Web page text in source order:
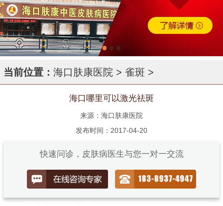
当前位置： 海口肤康医院 > 雀斑 >
海口哪里可以激光祛斑
来源：海口肤康医院
发布时间：2017-04-20
快速问诊，皮肤病医生与您一对一交流